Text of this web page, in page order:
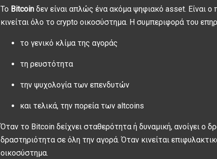
Το Bitcoin δεν είναι απλώς ένα ακόμα ψηφιακό asset. Είναι
κινείται όλο το crypto οικοσύστημα. Η συμπεριφορά του
το γενικό κλίμα της αγοράς
τη ρευστότητα
την ψυχολογία των επενδυτών
και τελικά, την πορεία των altcoins
Όταν το Bitcoin δείχνει σταθερότητα ή δυναμική, ανοίγει ο
δραστηριότητα σε όλη την αγορά. Όταν κινείται
οικοσύστημα.